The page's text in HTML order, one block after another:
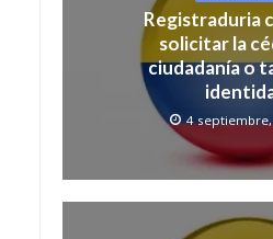
Registraduria
solicitar la
ciudadanía o
4